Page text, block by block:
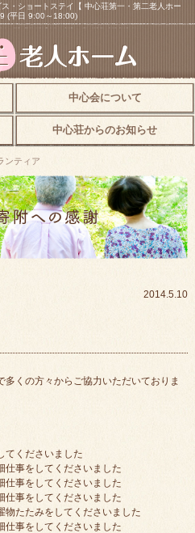
・ショートステイ【 中心荘第一・第二老人ホー
(平日 9:00～18:00)
中心会について
中心荘からのお知らせ
ンティア
2014.5.10
くの方々からご協力いただいておりま
くださいました
事をしてくださいました
事をしてくださいました
事をしてくださいました
たたみをしてくださいました
事をしてくださいました